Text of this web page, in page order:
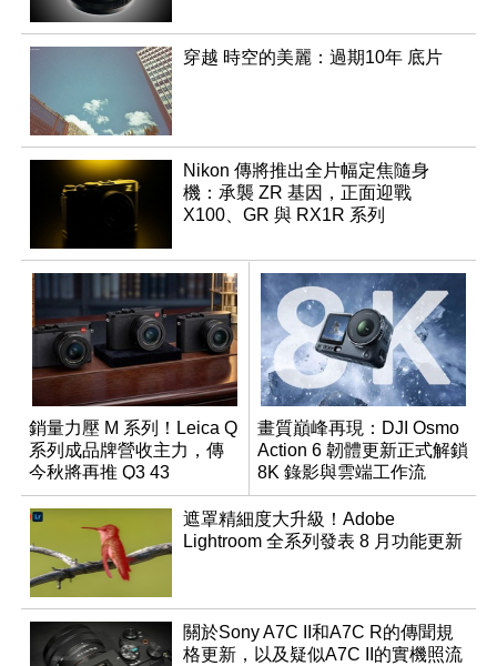
穿越 時空的美麗：過期10年 底片
Nikon 傳將推出全片幅定焦隨身
機：承襲 ZR 基因，正面迎戰
X100、GR 與 RX1R 系列
銷量力壓 M 系列！Leica Q
系列成品牌營收主力，傳
今秋將再推 Q3 43
Monochrom
畫質巔峰再現：DJI Osmo
Action 6 韌體更新正式解鎖
8K 錄影與雲端工作流
遮罩精細度大升級！Adobe
Lightroom 全系列發表 8 月功能更新
關於Sony A7C II和A7C R的傳聞規
格更新，以及疑似A7C II的實機照流